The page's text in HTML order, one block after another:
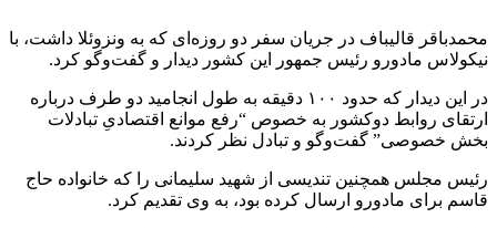
محمدباقر قالیباف در جریان سفر دو روزه‌ای که به ونزوئلا داشت، با
نیکولاس مادورو رئیس جمهور این کشور دیدار و گفت‌و‌گو کرد.
در این دیدار که حدود ۱۰۰ دقیقه به طول انجامید دو طرف درباره
ارتقای روابط دوکشور به خصوص “رفع موانع اقتصادیِ تبادلات
بخش خصوصی” گفت‌و‌گو و تبادل نظر کردند.
رئیس مجلس همچنین تندیسی از شهید سلیمانی را که خانواده حاج
قاسم برای مادورو ارسال کرده بود، به وی تقدیم کرد.